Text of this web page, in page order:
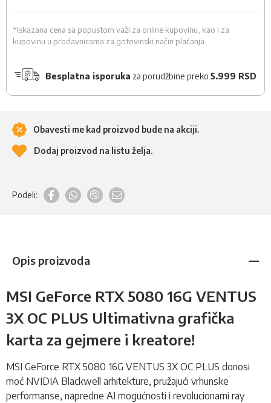
*Iskazana cena sa popustom važi za online kupovinu, kao i za
kupovinu u prodavnicama za gotovinski način plaćanja
Besplatna isporuka za porudžbine preko 5.999 RSD
Obavesti me kad proizvod bude na akciji.
Dodaj proizvod na listu želja.
Podeli:
Opis proizvoda
MSI GeForce RTX 5080 16G VENTUS
3X OC PLUS Ultimativna grafička
karta za gejmere i kreatore!
MSI GeForce RTX 5080 16G VENTUS 3X OC PLUS donosi
moć NVIDIA Blackwell arhitekture, pružajući vrhunske
performanse, napredne AI mogućnosti i revolucionarni ray